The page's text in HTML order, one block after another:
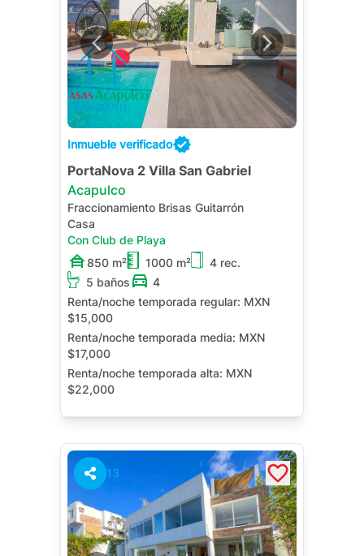
Inmueble verificado
PortaNova 2 Villa San Gabriel
Acapulco
Fraccionamiento Brisas Guitarrón
Casa
Con Club de Playa
850 m²
1000 m²
4 rec.
5 baños
4
Renta/noche temporada regular: MXN
$15,000
Renta/noche temporada media: MXN
$17,000
Renta/noche temporada alta: MXN
$22,000
Alberca Privada Terraza
13